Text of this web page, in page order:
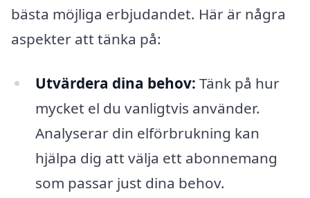
bästa möjliga erbjudandet. Här är några
aspekter att tänka på:
Utvärdera dina behov: Tänk på hur
mycket el du vanligtvis använder.
Analyserar din elförbrukning kan
hjälpa dig att välja ett abonnemang
som passar just dina behov.